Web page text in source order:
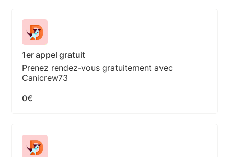
1er appel gratuit
Prenez rendez-vous gratuitement avec
Canicrew73
0€